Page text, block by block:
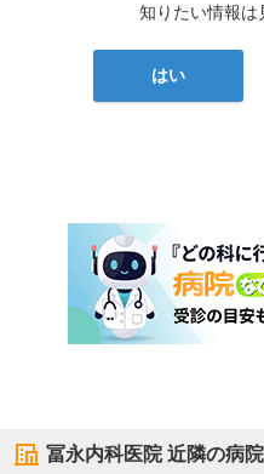
知りたい情報は
はい
冨永内科医院近隣の病